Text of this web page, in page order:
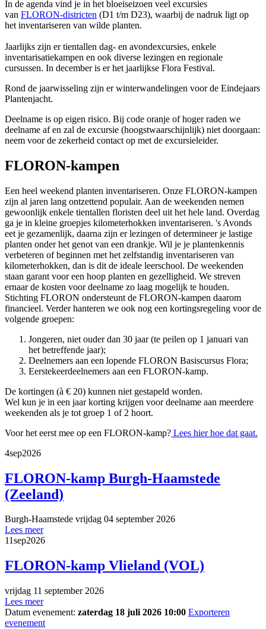
In de agenda vind je in het bloeiseizoen veel excursies
van FLORON-districten (D1 t/m D23), waarbij de nadruk ligt op
het inventariseren van wilde planten.
Jaarlijks zijn er tientallen dag- en avondexcursies, enkele
inventarisatiekampen en ook diverse lezingen en regionale
cursussen. In december is er het jaarlijkse Flora Festival.
Rond de jaarwisseling zijn er winterwandelingen voor de Eindejaars
Plantenjacht.
Deelname is op eigen risico. Bij code oranje of hoger raden we
deelname af en zal de excursie (hoogstwaarschijnlijk) niet doorgaan:
neem voor de zekerheid contact op met de excursieleider.
FLORON-kampen
Een heel weekend planten inventariseren. Onze FLORON-kampen
zijn al jaren lang ontzettend populair. Aan de weekenden nemen
gewoonlijk enkele tientallen floristen deel uit het hele land. Overdag
ga je in kleine groepjes kilometerhokken inventariseren. 's Avonds
eet je gezamenlijk, daarna zijn er lezingen of determineer je lastige
planten onder het genot van een drankje. Wil je je plantenkennis
verbeteren of beginnen met het zelfstandig inventariseren van
kilometerhokken, dan is dit de ideale leerschool. De weekenden
staan garant voor een hoop planten en gezelligheid. We streven
ernaar de kosten voor deelname zo laag mogelijk te houden.
Stichting FLORON ondersteunt de FLORON-kampen daarom
financieel. Verder hanteren we ook nog een kortingsregeling voor de
volgende groepen:
Jongeren, niet ouder dan 30 jaar (te peilen op 1 januari van
het betreffende jaar);
Deelnemers aan een lopende FLORON Basiscursus Flora;
Eerstekeerdeelnemers aan een FLORON-kamp.
De kortingen (à € 20) kunnen niet gestapeld worden.
Wel kun je in een jaar korting krijgen voor deelname aan meerdere
weekenden als je tot groep 1 of 2 hoort.
Voor het eerst mee op een FLORON-kamp? Lees hier hoe dat gaat.
4sep2026
FLORON-kamp Burgh-Haamstede
(Zeeland)
Burgh-Haamstede vrijdag 04 september 2026
Lees meer
11sep2026
FLORON-kamp Vlieland (VOL)
vrijdag 11 september 2026
Lees meer
Datum evenement: zaterdag 18 juli 2026 10:00 Exporteren
evenement